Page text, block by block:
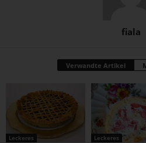
fiala
Verwandte Artikel
Leckeres Leckeres